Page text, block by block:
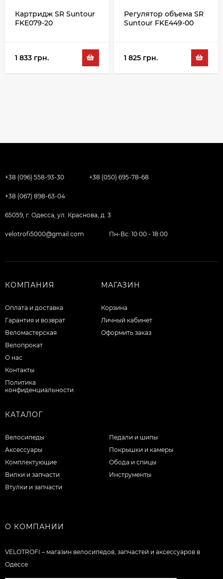
Картридж SR Suntour
FKE079-20
1 833 грн.
Регулятор объема SR
Suntour FKE449-00
1 825 грн.
+38 (096) 558-93-30 +38 (050) 695-78-68
+38 (067) 898-63-04
65059, г. Одесса, ул. Краснова, д. 3
velotrofi5000@gmail.com Пн-Вс: 10:00 - 18:00
КОМПАНИЯ
Оплата и доставка
Гарантия и возврат
Веломастерская
Велопрокат
О нас
Контакты
Политика
конфиденциальности
МАГАЗИН
Корзина
Личный кабинет
Оформить заказ
КАТАЛОГ
Велосипеды
Аксессуары
Комплектующие
Вилки и запчасти
Втулки и запчасти
Педали и шипы
Покрышки и камеры
Обода и спицы
Инструменты
О КОМПАНИИ
VELOTROFI – магазин велосипедов, запчастей и аксессуаров в
Одессе